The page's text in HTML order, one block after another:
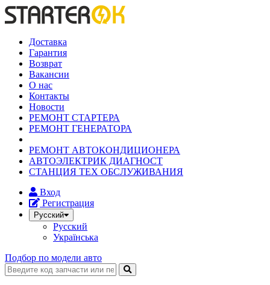
Доставка
Гарантия
Возврат
Вакансии
О нас
Контакты
Новости
РЕМОНТ СТАРТЕРА
РЕМОНТ ГЕНЕРАТОРА
РЕМОНТ АВТОКОНДИЦИОНЕРА
АВТОЭЛЕКТРИК ДИАГНОСТ
СТАНЦИЯ ТЕХ ОБСЛУЖИВАНИЯ
Вход
Регистрация
Русский
Русский
Українська
Подбор по модели авто